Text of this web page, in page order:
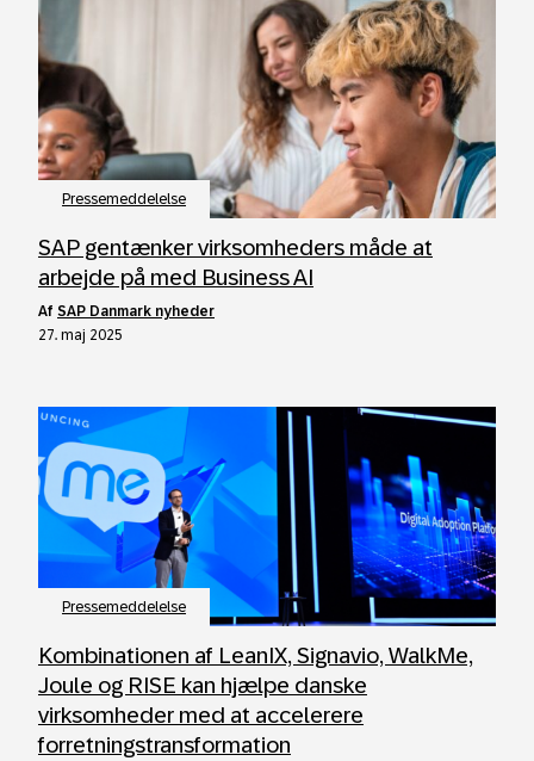
Pressemeddelelse
SAP gentænker virksomheders måde at
arbejde på med Business AI
af SAP Danmark nyheder
27. maj 2025
Pressemeddelelse
Kombinationen af LeanIX, Signavio, WalkMe,
Joule og RISE kan hjælpe danske
virksomheder med at accelerere
forretningstransformation